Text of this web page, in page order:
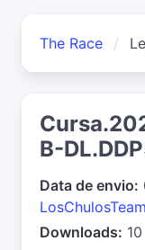
The Race
B-
Data de envio:
LosChulosTeam
Downloads: 10